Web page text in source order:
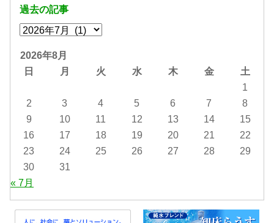
過去の記事
2026年8月
日
月 火 水 木 金
土
1
2
3 4 5 6 7
8
9
10 11 12 13 14
15
16
17 18 19 20 21
22
23
24 25 26 27 28
29
30
31
« 7月